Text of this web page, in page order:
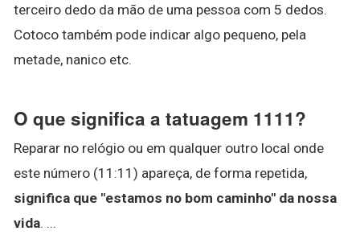
terceiro dedo da mão de uma pessoa com 5 dedos.
Cotoco também pode indicar algo pequeno, pela
metade, nanico etc.
O que significa a tatuagem 1111?
Reparar no relógio ou em qualquer outro local onde
este número (11:11) apareça, de forma repetida,
significa que "estamos no bom caminho" da nossa
vida. ...